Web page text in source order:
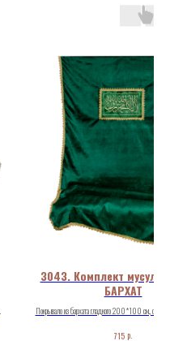
3043. Комплект
БАРХАТ
Покрывало из бархата гладкого 200*100 см., обшито
715 р.